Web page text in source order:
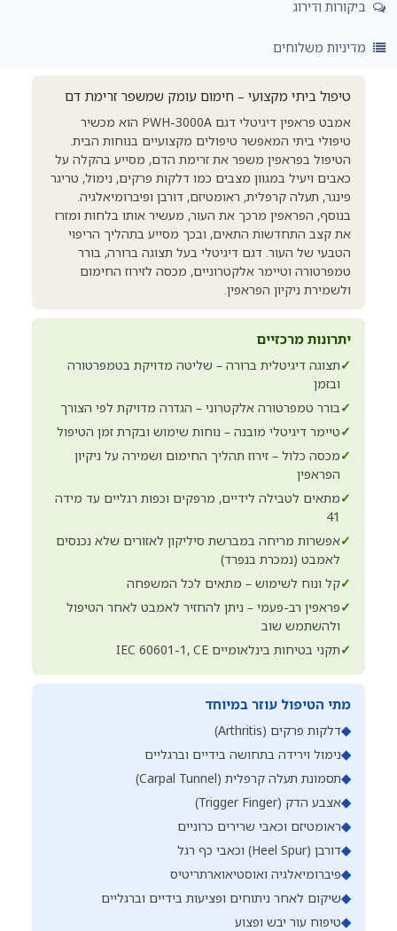
ביקורות ודירוג
מדיניות משלוחים
טיפול ביתי מקצועי – חימום עומק שמשפר זרימת דם
אמבט פראפין דיגיטלי דגם PWH-3000A הוא מכשיר
טיפולי ביתי המאפשר טיפולים מקצועיים בנוחות הבית.
הטיפול בפראפין משפר את זרימת הדם, מסייע בהקלה על
כאבים ויעיל במגוון מצבים כמו דלקות פרקים, נימול, טריגר
פינגר, תעלה קרפלית, ראומטיזם, דורבן ופיברומיאלגיה.
בנוסף, הפראפין מרכך את העור, מעשיר אותו בלחות ומזרז
את קצב התחדשות התאים, ובכך מסייע בתהליך הריפוי
הטבעי של העור. דגם דיגיטלי בעל תצוגה ברורה, בורר
טמפרטורה וטיימר אלקטרוניים, מכסה לזירוז החימום
ולשמירת ניקיון הפראפין.
יתרונות מרכזיים
✓תצוגה דיגיטלית ברורה – שליטה מדויקת בטמפרטורה
ובזמן
✓בורר טמפרטורה אלקטרוני – הגדרה מדויקת לפי הצורך
✓טיימר דיגיטלי מובנה – נוחות שימוש ובקרת זמן הטיפול
✓מכסה כלול – זירוז תהליך החימום ושמירה על ניקיון
הפראפין
✓מתאים לטבילה לידיים, מרפקים וכפות רגליים עד מידה
41
✓אפשרות מריחה במברשת סיליקון לאזורים שלא נכנסים
לאמבט (נמכרת בנפרד)
✓קל ונוח לשימוש – מתאים לכל המשפחה
✓פראפין רב-פעמי – ניתן להחזיר לאמבט לאחר הטיפול
ולהשתמש שוב
✓תקני בטיחות בינלאומיים IEC 60601-1, CE
מתי הטיפול עוזר במיוחד
◆דלקות פרקים (Arthritis)
◆נימול וירידה בתחושה בידיים וברגליים
◆תסמונת תעלה קרפלית (Carpal Tunnel)
◆אצבע הדק (Trigger Finger)
◆ראומטיזם וכאבי שרירים כרוניים
◆דורבן (Heel Spur) וכאבי כף רגל
◆פיברומיאלגיה ואוסטיאוארתריטיס
◆שיקום לאחר ניתוחים ופציעות בידיים וברגליים
◆טיפוח עור יבש ופצוע